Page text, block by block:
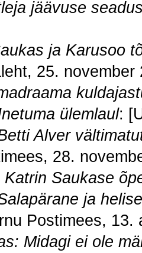
jäävuse
ja Karusoo
25. november
ülemlaul:
Alver
28.
Katrin Saukase
ja
Postimees, 13.
Midagi ei ole